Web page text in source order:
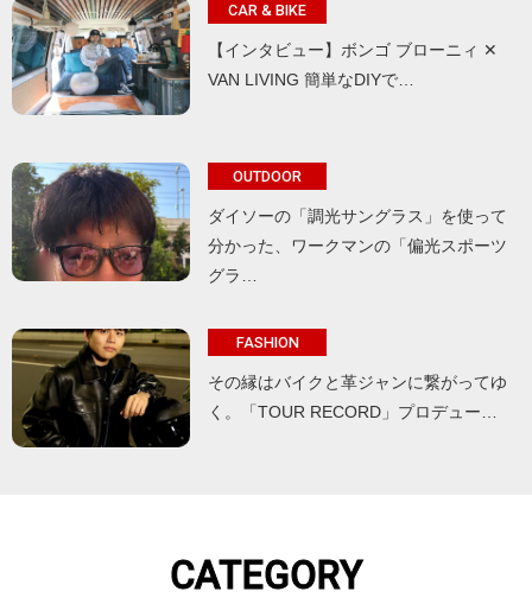
CAR & BIKE
【インタビュー】ボンゴ ブローニィ ✕
VAN LIVING 簡単なDIYで…
OUTDOOR
ダイソーの「調光サングラス」を使って
分かった、ワークマンの「偏光スポーツ
グラ…
FASHION
その縁はバイクと革ジャンに繋がってゆ
く。「TOUR RECORD」プロデュー…
CATEGORY